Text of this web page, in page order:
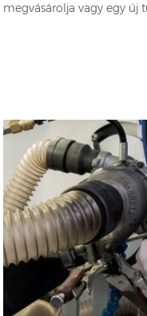
megvásárolja vagy egy új